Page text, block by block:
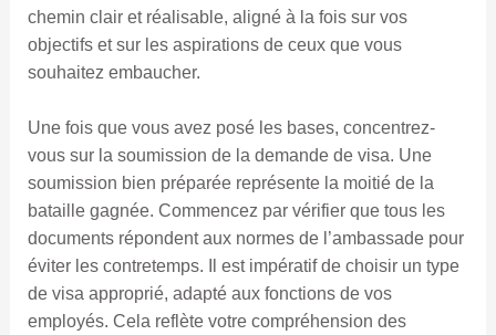
chemin clair et réalisable, aligné à la fois sur vos
objectifs et sur les aspirations de ceux que vous
souhaitez embaucher.
Une fois que vous avez posé les bases, concentrez-
vous sur la soumission de la demande de visa. Une
soumission bien préparée représente la moitié de la
bataille gagnée. Commencez par vérifier que tous les
documents répondent aux normes de l’ambassade pour
éviter les contretemps. Il est impératif de choisir un type
de visa approprié, adapté aux fonctions de vos
employés. Cela reflète votre compréhension des